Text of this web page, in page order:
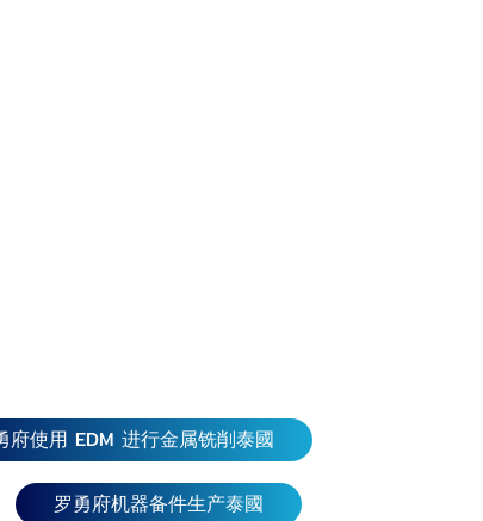
府使用 EDM 进行金属铣削泰國
罗勇府机器备件生产泰國